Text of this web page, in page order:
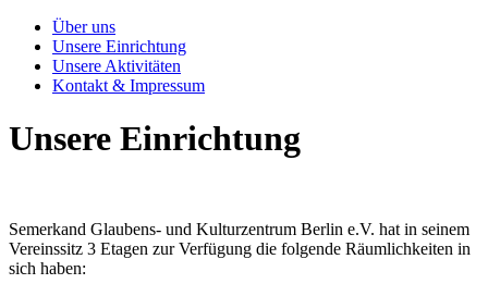
Über uns
Unsere Einrichtung
Unsere Aktivitäten
Kontakt & Impressum
Unsere Einrichtung
Semerkand Glaubens- und Kulturzentrum Berlin e.V. hat in seinem
Vereinssitz 3 Etagen zur Verfügung die folgende Räumlichkeiten in
sich haben: